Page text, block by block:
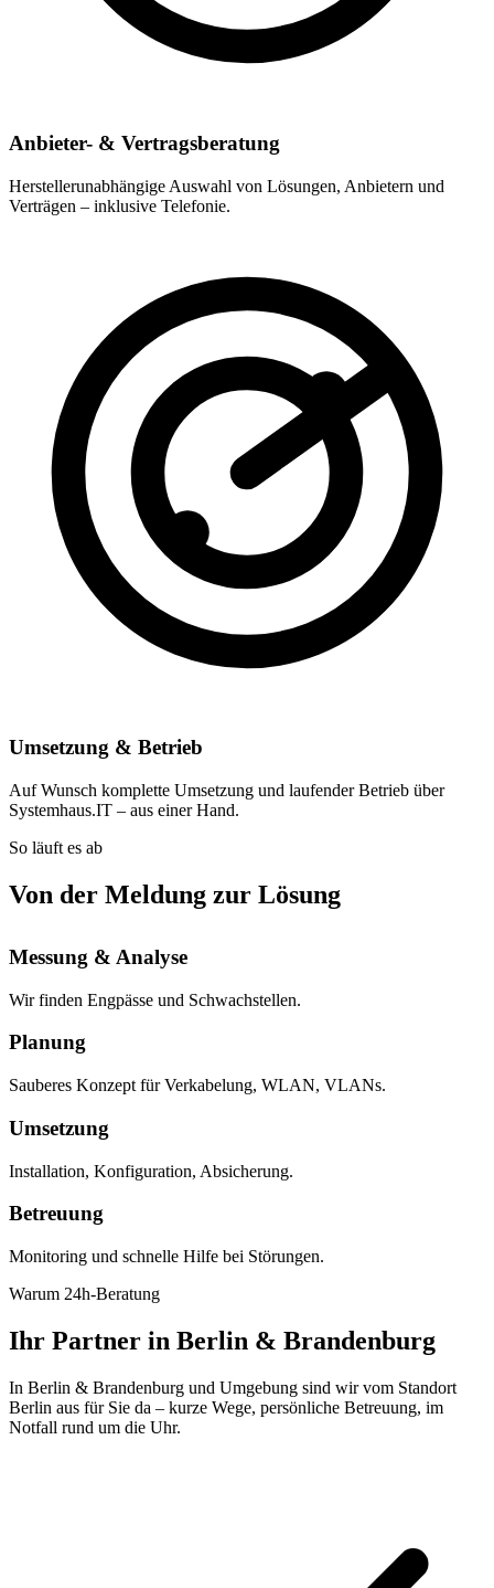
Anbieter- & Vertragsberatung
Herstellerunabhängige Auswahl von Lösungen, Anbietern und
Verträgen – inklusive Telefonie.
Umsetzung & Betrieb
Auf Wunsch komplette Umsetzung und laufender Betrieb über
Systemhaus.IT – aus einer Hand.
So läuft es ab
Von der Meldung zur Lösung
Messung & Analyse
Wir finden Engpässe und Schwachstellen.
Planung
Sauberes Konzept für Verkabelung, WLAN, VLANs.
Umsetzung
Installation, Konfiguration, Absicherung.
Betreuung
Monitoring und schnelle Hilfe bei Störungen.
Warum 24h-Beratung
Ihr Partner in Berlin & Brandenburg
In Berlin & Brandenburg und Umgebung sind wir vom Standort
Berlin aus für Sie da – kurze Wege, persönliche Betreuung, im
Notfall rund um die Uhr.